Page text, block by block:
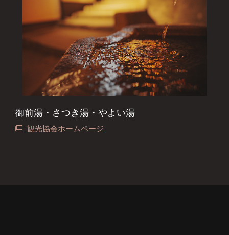
御前湯・さつき湯・やよい湯
観光協会ホームページ